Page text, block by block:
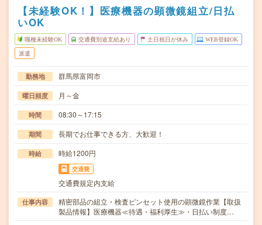
【未経験OK！】医療機器の顕微鏡組立/日払
いOK
職種未経験OK 交通費別途支給あり 土日祝日が休み WEB登録OK
派遣
勤務地 群馬県富岡市
曜日頻度 月～金
時間 08:30～17:15
期間 長期でお仕事できる方、大歓迎！
時給 時給1200円
交通費
交通費規定内支給
仕事内容
精密部品の組立・検査ピンセット使用の顕微鏡作業【取扱
製品情報】医療機器≪待遇・福利厚生≫・日払い制度…